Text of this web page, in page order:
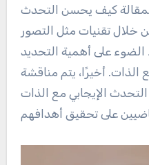
كيف يحسن التحدث
خلال تقنيات مثل التصور
الضوء على أهمية التحديد
أخيرًا، يتم مناقشة
التحدث الإيجابي مع الذات